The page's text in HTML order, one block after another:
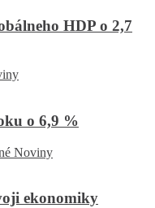
HDP o 2,7
o 6,9 %
Noviny
ekonomiky